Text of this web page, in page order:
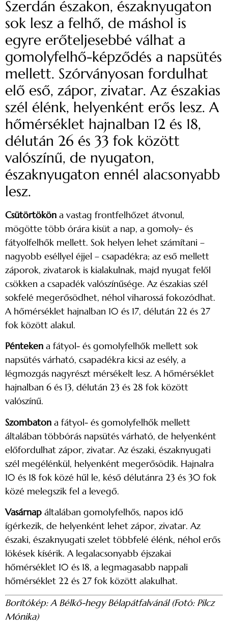
Szerdán északon, északnyugaton
sok lesz a felhő, de máshol is
egyre erőteljesebbé válhat a
gomolyfelhő-képződés a napsütés
mellett. Szórványosan fordulhat
elő eső, zápor, zivatar. Az északias
szél élénk, helyenként erős lesz. A
hőmérséklet hajnalban 12 és 18,
délután 26 és 33 fok között
valószínű, de nyugaton,
északnyugaton ennél alacsonyabb
lesz.
Csütörtökön a vastag frontfelhőzet átvonul,
mögötte több órára kisüt a nap, a gomoly- és
fátyolfelhők mellett. Sok helyen lehet számítani –
nagyobb eséllyel éjjel – csapadékra; az eső mellett
záporok, zivatarok is kialakulnak, majd nyugat felől
csökken a csapadék valószínűsége. Az északias szél
sokfelé megerősödhet, néhol viharossá fokozódhat.
A hőmérséklet hajnalban 10 és 17, délután 22 és 27
fok között alakul.
Pénteken a fátyol- és gomolyfelhők mellett sok
napsütés várható, csapadékra kicsi az esély, a
légmozgás nagyrészt mérsékelt lesz. A hőmérséklet
hajnalban 6 és 13, délután 23 és 28 fok között
valószínű.
Szombaton a fátyol- és gomolyfelhők mellett
általában többórás napsütés várható, de helyenként
előfordulhat zápor, zivatar. Az északi, északnyugati
szél megélénkül, helyenként megerősödik. Hajnalra
10 és 18 fok közé hűl le, késő délutánra 23 és 30 fok
közé melegszik fel a levegő.
Vasárnap általában gomolyfelhős, napos idő
ígérkezik, de helyenként lehet zápor, zivatar. Az
északi, északnyugati szelet többfelé élénk, néhol erős
lökések kísérik. A legalacsonyabb éjszakai
hőmérséklet 10 és 18, a legmagasabb nappali
hőmérséklet 22 és 27 fok között alakulhat.
Borítókép: A Bélkő-hegy Bélapátfalvánál (Fotó: Pilcz
Mónika)